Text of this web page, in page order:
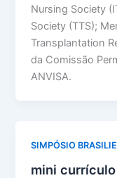
Nursing Society
Society (TTS);
Transplantation
da Comissão
ANVISA.
SIMPÓSIO
mini